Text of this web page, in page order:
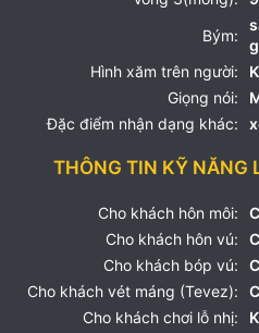
Bým:
Hình xăm trên người:
Giọng nói:
Đặc điểm nhận dạng khác:
THÔNG TIN KỸ NĂNG
Cho khách hôn môi:
Cho khách hôn vú:
Cho khách bóp vú:
Cho khách vét máng (Tevez):
Cho khách chơi lỗ nhị: